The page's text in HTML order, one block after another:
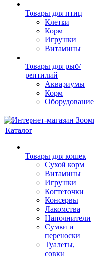
Товары для птиц
Клетки
Корм
Игрушки
Витамины
Товары для рыб/
рептилий
Аквариумы
Корм
Оборудование
Каталог
Товары для кошек
Cухой корм
Витамины
Игрушки
Когтеточки
Консервы
Лакомства
Наполнители
Сумки и
переноски
Туалеты,
совки